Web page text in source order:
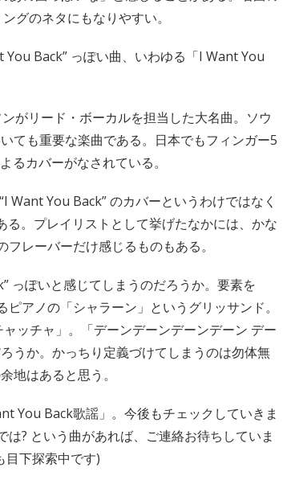
グのネタにもなりやすい。
Back” っぽい曲、いわゆる「I Want You
がリード・ボーカルを担当した大名曲。ソウ
ても重要な楽曲である。日本でもフィンガー5
るカバーがなされている。
You Back” のカバーというわけではなく
る。プレイリストとして挙げたなかには、かな
レーバーだけ感じるものもある。
っぽいと感じてしまうのだろうか。要素を
アノの「シャラーン」というグリッサンド。
ッチャ」。「デーンデーンデーンデーン デー
うか。かっちり定義づけてしまうのは勿体無
地はあると思う。
You Back歌謡」。今後もチェックしていきま
? という曲があれば、ご連絡お待ちしていま
下探索中です)